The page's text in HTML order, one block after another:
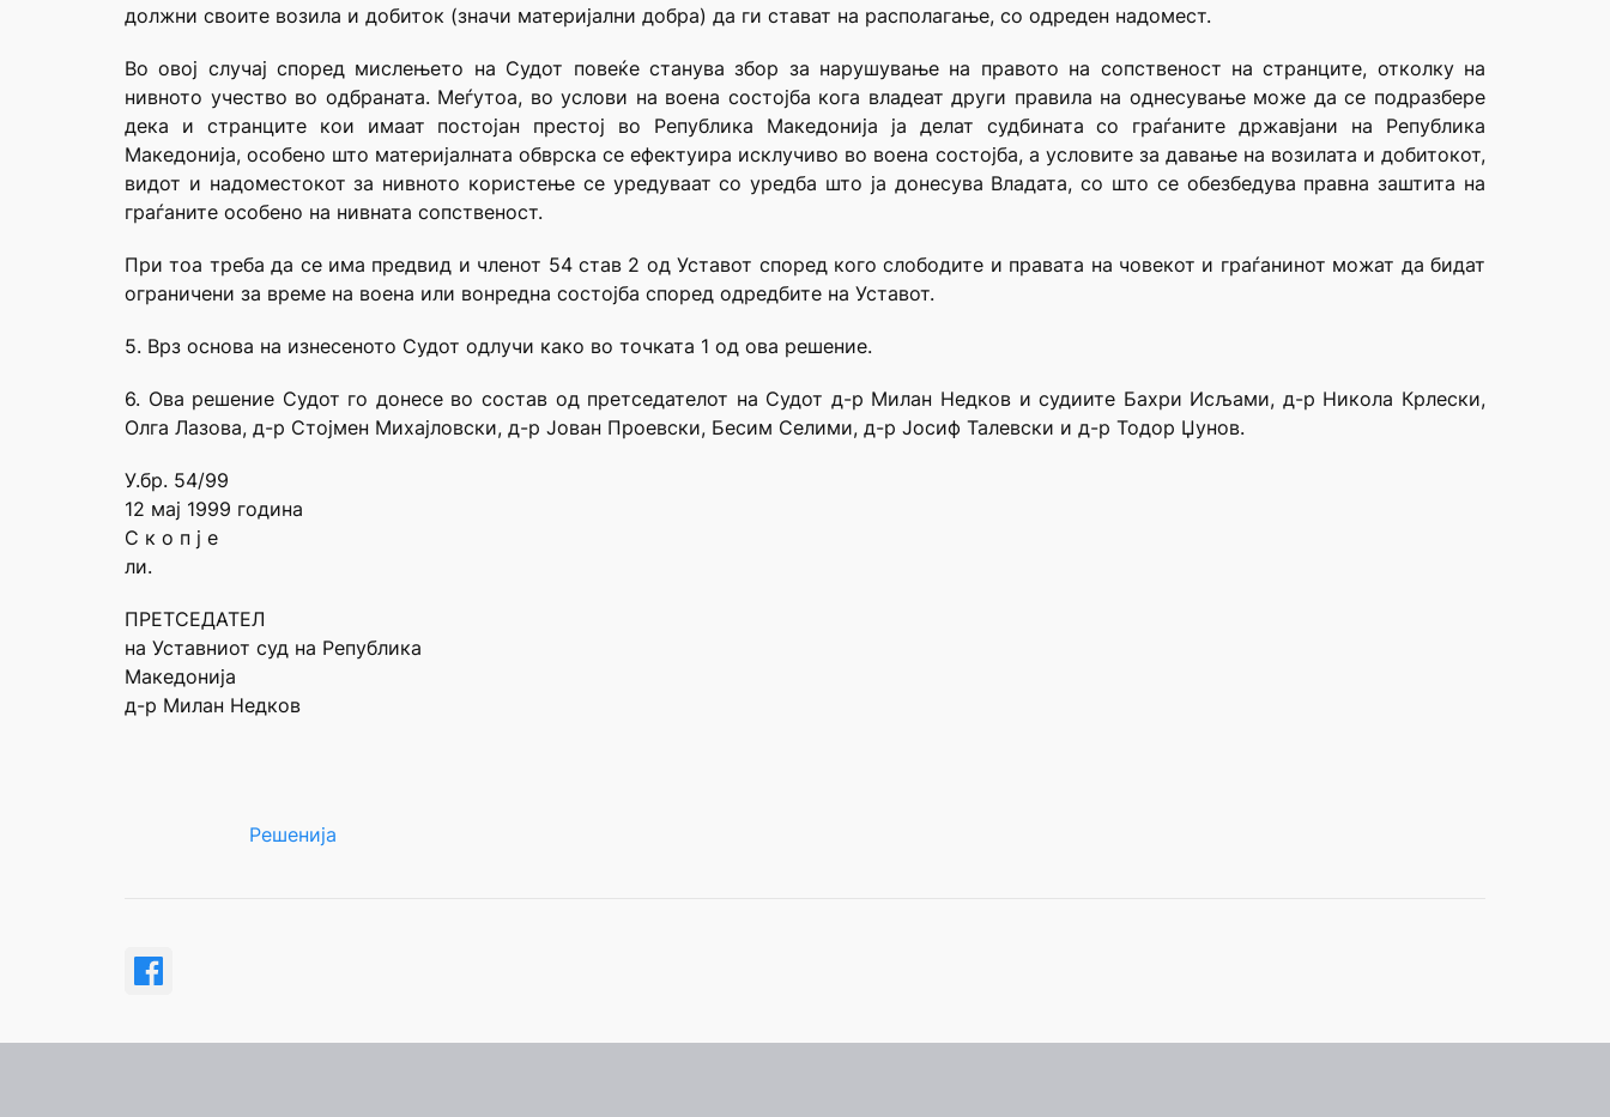
должни своите возила и добиток (значи материјални добра) да ги стават на располагање, со одреден надомест.
Во овој случај според мислењето на Судот повеќе станува збор за нарушување на правото на сопственост на странците, отколку на
нивното учество во одбраната. Меѓутоа, во услови на воена состојба кога владеат други правила на однесување може да се подразбере
дека и странците кои имаат постојан престој во Република Македонија ја делат судбината со граѓаните државјани на Република
Македонија, особено што материјалната обврска се ефектуира исклучиво во воена состојба, а условите за давање на возилата и добитокот,
видот и надоместокот за нивното користење се уредуваат со уредба што ја донесува Владата, со што се обезбедува правна заштита на
граѓаните особено на нивната сопственост.
При тоа треба да се има предвид и членот 54 став 2 од Уставот според кого слободите и правата на човекот и граѓанинот можат да бидат
ограничени за време на воена или вонредна состојба според одредбите на Уставот.
5. Врз основа на изнесеното Судот одлучи како во точката 1 од ова решение.
6. Ова решение Судот го донесе во состав од претседателот на Судот д-р Милан Недков и судиите Бахри Исљами, д-р Никола Крлески,
Олга Лазова, д-р Стојмен Михајловски, д-р Јован Проевски, Бесим Селими, д-р Јосиф Талевски и д-р Тодор Џунов.
У.бр. 54/99
12 мај 1999 година
С к о п ј е
ли.
ПРЕТСЕДАТЕЛ
на Уставниот суд на Република
Македонија
д-р Милан Недков
Решенија